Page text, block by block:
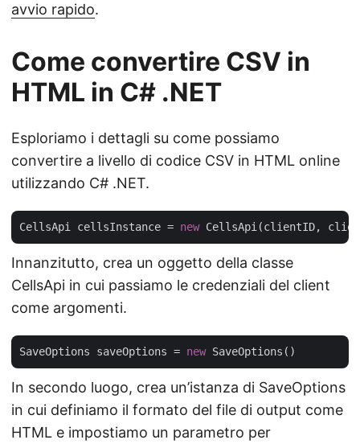
avvio rapido.
Come convertire CSV in
HTML in C# .NET
Esploriamo i dettagli su come possiamo
convertire a livello di codice CSV in HTML online
utilizzando C# .NET.
CellsApi cellsInstance = new
Innanzitutto, crea un oggetto della classe
CellsApi in cui passiamo le credenziali del client
come argomenti.
SaveOptions saveOptions = new
In secondo luogo, crea un’istanza di SaveOptions
in cui definiamo il formato del file di output come
HTML e impostiamo un parametro per